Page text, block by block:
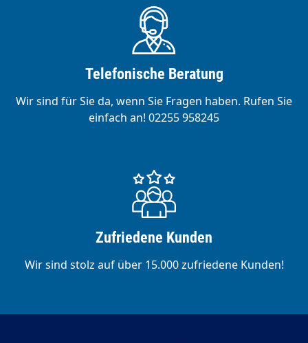
Telefonische Beratung
Wir sind für Sie da, wenn Sie Fragen haben. Rufen Sie
einfach an! 02255 958245
Zufriedene Kunden
Wir sind stolz auf über 15.000 zufriedene Kunden!